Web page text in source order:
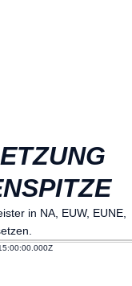
in NA, EUW, EUNE,